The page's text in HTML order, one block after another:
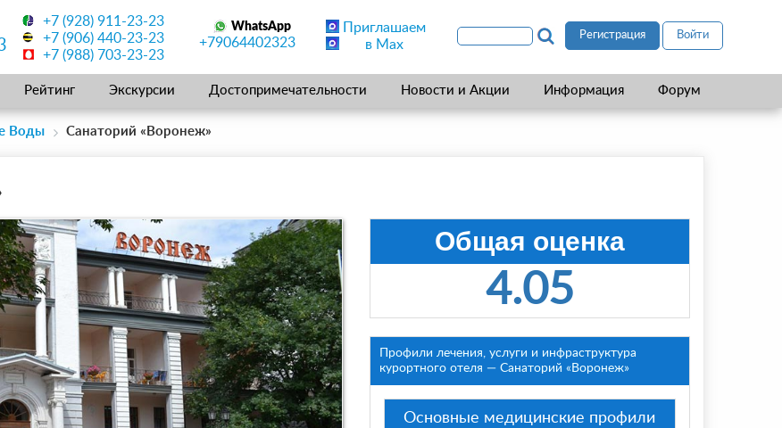
+7 (928) 911-23-23
+7 (906) 440-23-23
+7 (988) 703-23-23
WhatsApp
+79064402323
Приглашаем
в Max
Регистрация Войти
Рейтинг Экскурсии Достопримечательности Новости и Акции Информация Форум
Воды Санаторий «Воронеж»
Общая оценка
4.05
Профили лечения, услуги и инфраструктура
курортного отеля — Санаторий «Воронеж»
Основные медицинские профили